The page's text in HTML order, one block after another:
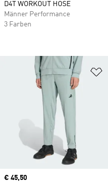
D4T WORKOUT HOSE
Männer Performance
3 Farben
Current price
€ 45,50